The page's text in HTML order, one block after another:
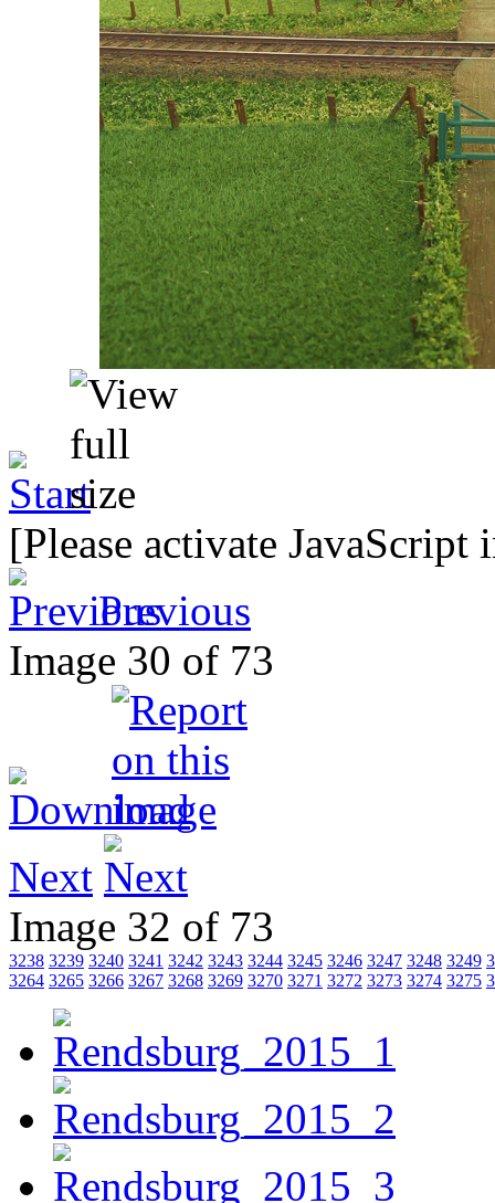
[Please activate
Previous
Image 30 of 73
Next
Image 32 of 73
3238 3239 3240 3241 3242 3243 3244 3245 3246 3247 3248 3249
3264 3265 3266 3267 3268 3269 3270 3271 3272 3273 3274 3275